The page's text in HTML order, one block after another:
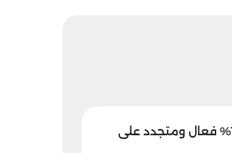
كود خصم ستايلي بنسبة 10% فعال ومتجدد على